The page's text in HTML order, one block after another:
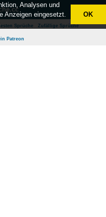
Sprüche Zufällige Sprüche
Patreon
Analysen und
Anzeigen eingesetzt.
OK